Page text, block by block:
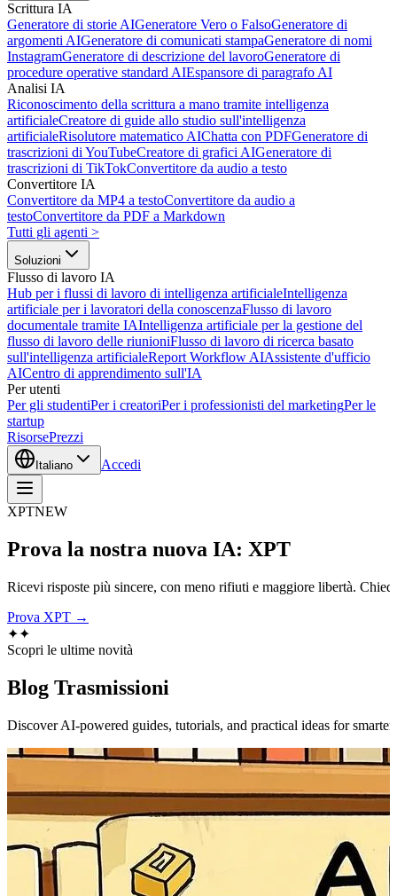
Scrittura IA
Generatore di storie AIGeneratore Vero o FalsoGeneratore di
argomenti AIGeneratore di comunicati stampaGeneratore di nomi
InstagramGeneratore di descrizione del lavoroGeneratore di
procedure operative standard AIEspansore di paragrafo AI
Analisi IA
Riconoscimento della scrittura a mano tramite intelligenza
artificialeCreatore di guide allo studio sull'intelligenza
artificialeRisolutore matematico AIChatta con PDFGeneratore di
trascrizioni di YouTubeCreatore di grafici AIGeneratore di
trascrizioni di TikTokConvertitore da audio a testo
Convertitore IA
Convertitore da MP4 a testoConvertitore da audio a
testoConvertitore da PDF a Markdown
Tutti gli agenti >
Soluzioni
Flusso di lavoro IA
Hub per i flussi di lavoro di intelligenza artificialeIntelligenza
artificiale per i lavoratori della conoscenzaFlusso di lavoro
documentale tramite IAIntelligenza artificiale per la gestione del
flusso di lavoro delle riunioniFlusso di lavoro di ricerca basato
sull'intelligenza artificialeReport Workflow AIAssistente d'ufficio
AICentro di apprendimento sull'IA
Per utenti
Per gli studentiPer i creatoriPer i professionisti del marketingPer le
startup
RisorsePrezzi
Italiano Accedi
XPTNEW
Prova la nostra nuova IA: XPT
Ricevi risposte più sincere, con meno rifiuti e maggiore libertà.
Prova XPT →
✦✦
Scopri le ultime novità
Blog Trasmissioni
Discover AI-powered guides, tutorials, and practical ideas for